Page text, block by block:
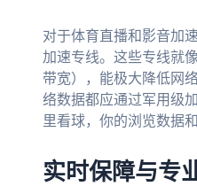
对于体育直播和影音加
加速专线。这些专线就
带宽），能极大降低网
络数据都应通过军用级
里看球，你的浏览数据
实时保障与专